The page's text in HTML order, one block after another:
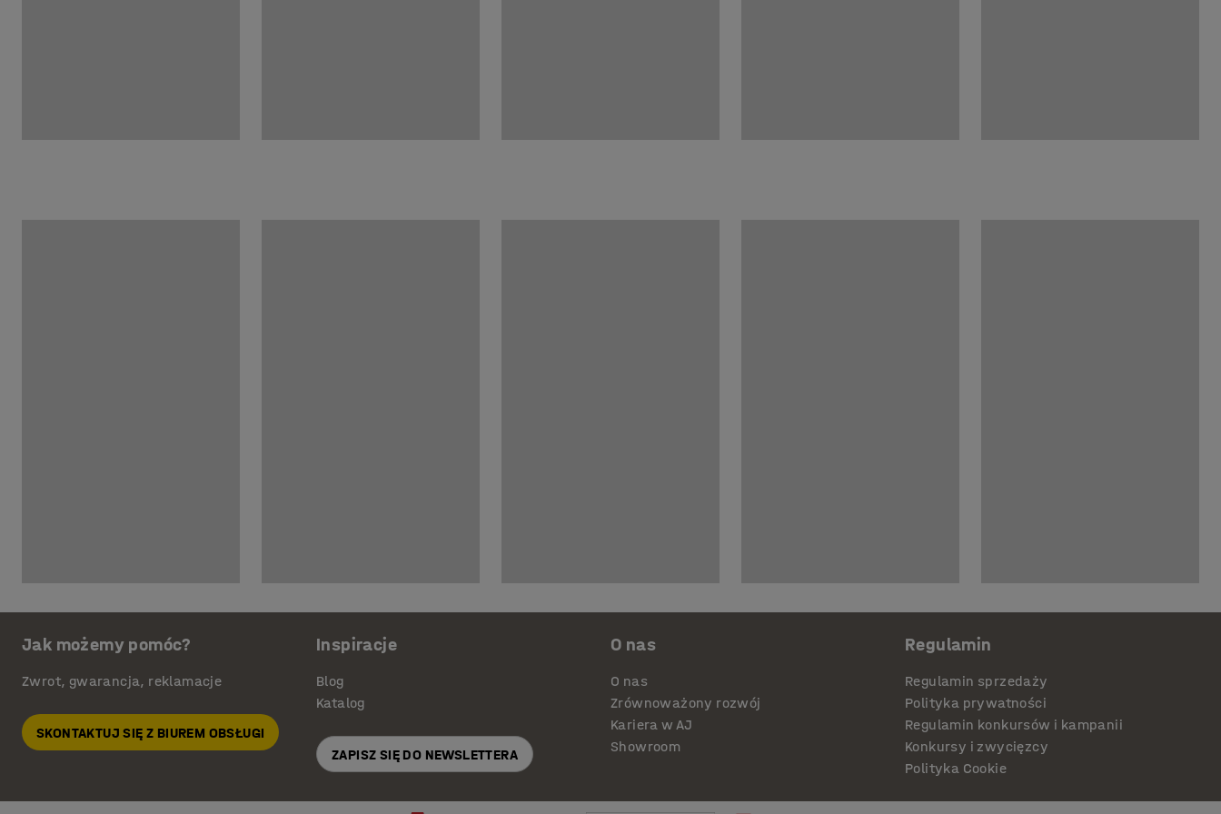
Jak możemy pomóc?
Zwrot, gwarancja, reklamacje
SKONTAKTUJ SIĘ Z BIUREM OBSŁUGI
Inspiracje
Blog
Katalog
ZAPISZ SIĘ DO NEWSLETTERA
O nas
O nas
Zrównoważony rozwój
Kariera w AJ
Showroom
Regulamin
Regulamin sprzedaży
Polityka prywatności
Regulamin konkursów i kampanii
Konkursy i zwycięzcy
Polityka Cookie